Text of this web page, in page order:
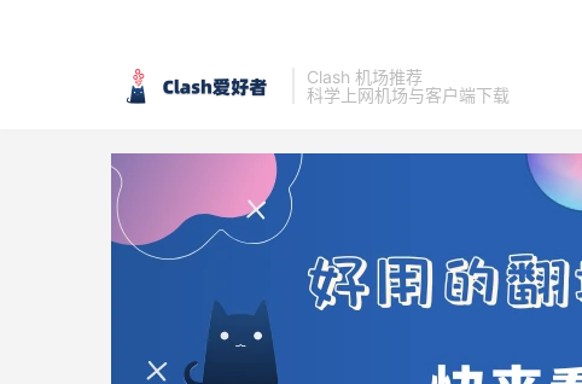
Clash 机场推荐
科学上网机场与客户端下载